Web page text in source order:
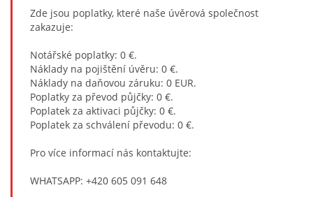
Zde jsou poplatky, které naše úvěrová společnost
zakazuje:
Notářské poplatky: 0 €.
Náklady na pojištění úvěru: 0 €.
Náklady na daňovou záruku: 0 EUR.
Poplatky za převod půjčky: 0 €.
Poplatek za aktivaci půjčky: 0 €.
Poplatek za schválení převodu: 0 €.
Pro více informací nás kontaktujte:
WHATSAPP: +420 605 091 648